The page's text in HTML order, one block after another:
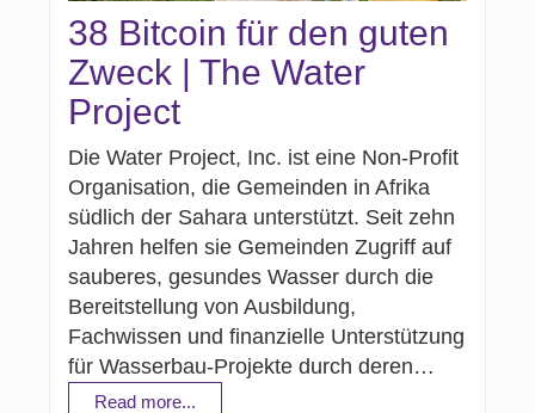
38 Bitcoin für den guten
Zweck | The Water
Project
Die Water Project, Inc. ist eine Non-Profit
Organisation, die Gemeinden in Afrika
südlich der Sahara unterstützt. Seit zehn
Jahren helfen sie Gemeinden Zugriff auf
sauberes, gesundes Wasser durch die
Bereitstellung von Ausbildung,
Fachwissen und finanzielle Unterstützung
für Wasserbau-Projekte durch deren…
Read more...